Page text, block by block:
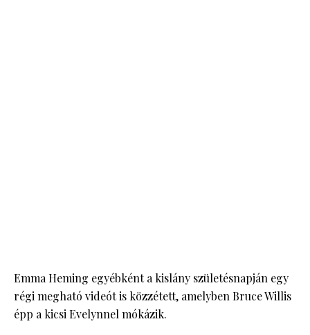
Emma Heming egyébként a kislány születésnapján egy
régi megható videót is közzétett, amelyben Bruce Willis
épp a kicsi Evelynnel mókázik.